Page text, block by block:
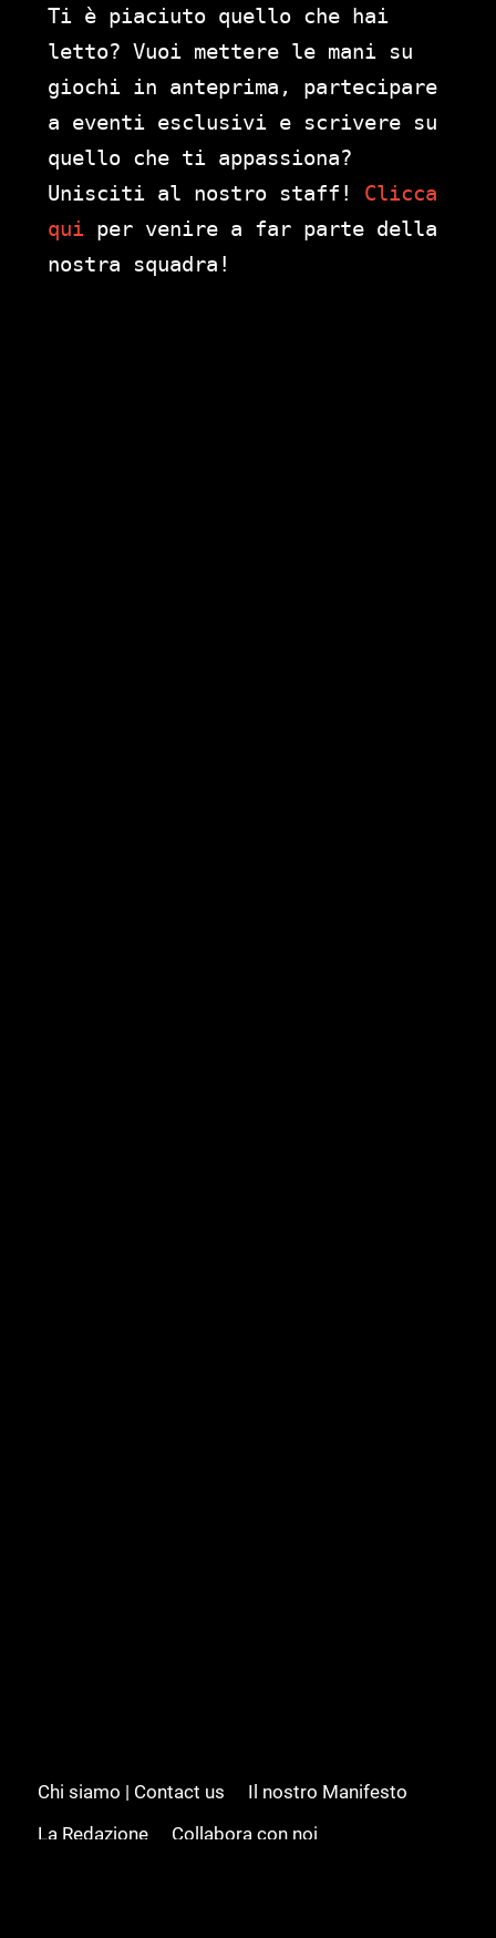
Ti è piaciuto quello che hai
letto? Vuoi mettere le mani su
giochi in anteprima, partecipare
a eventi esclusivi e scrivere su
quello che ti appassiona?
Unisciti al nostro staff! Clicca
qui per venire a far parte della
nostra squadra!
Chi siamo | Contact us
Il nostro Manifesto
La Redazione
Collabora con noi